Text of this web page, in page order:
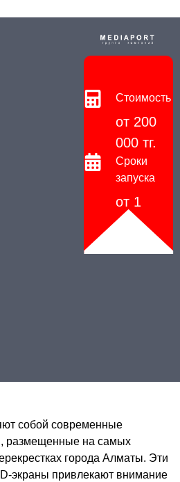
Стоимость
от 200
000 тг.
Сроки
запуска
от 1
дня
собой современные
размещенные на самых
города Алматы. Эти
экраны привлекают внимание